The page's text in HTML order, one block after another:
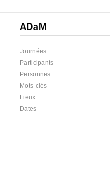
Journées
Participants
Personnes
Mots-clés
Lieux
Dates